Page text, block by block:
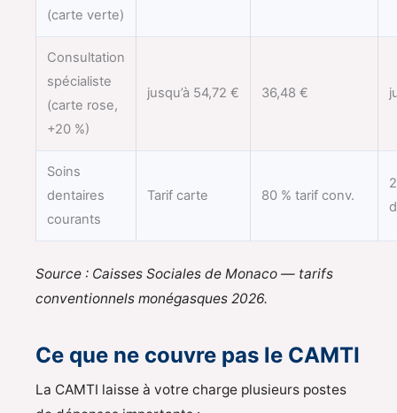
(carte verte)
Consultation
spécialiste
(carte rose,
+20 %)
jusqu’à 54,72 € 36,48 €
Soins
dentaires
courants
Tarif carte 80 % tarif conv.
Source : Caisses Sociales de Monaco — tarifs
conventionnels monégasques 2026.
Ce que ne couvre pas le CAMTI
La CAMTI laisse à votre charge plusieurs postes